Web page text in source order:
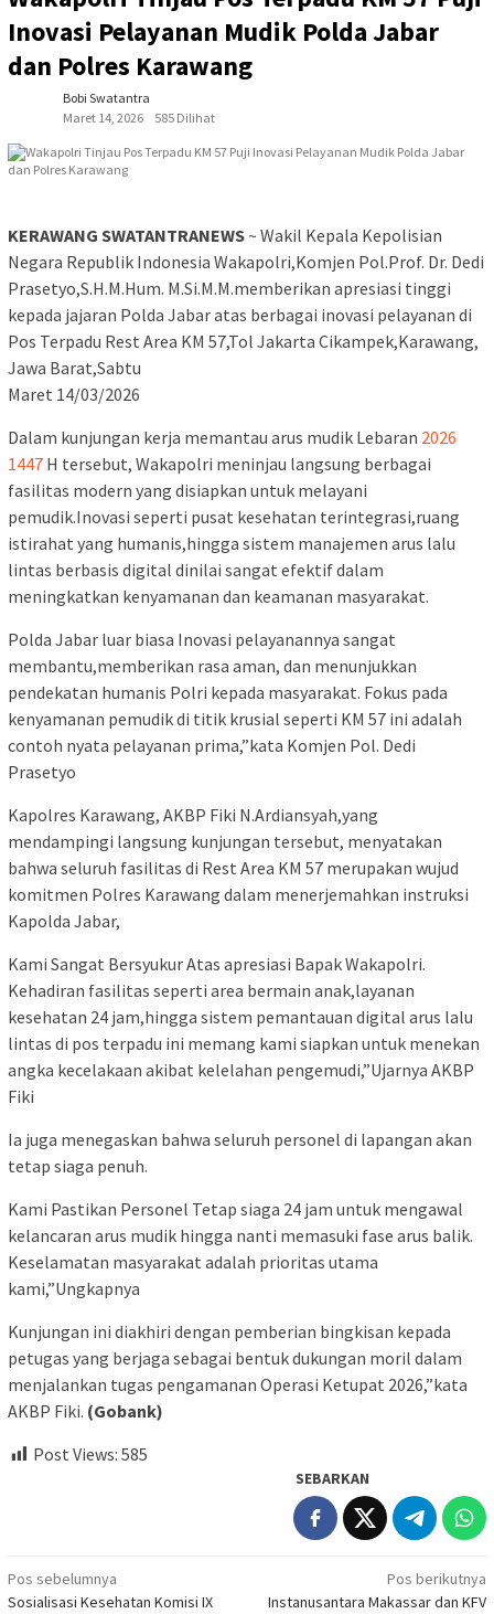
Inovasi Pelayanan Mudik Polda Jabar
dan Polres Karawang
Bobi Swatantra
Maret 14, 2026
585 Dilihat
KERAWANG SWATANTRANEWS~ Wakil Kepala Kepolisian
Negara Republik Indonesia Wakapolri,Komjen Pol.Prof. Dr. Dedi
Prasetyo,S.H.M.Hum. M.Si.M.M.memberikan apresiasi tinggi
kepada jajaran Polda Jabar atas berbagai inovasi pelayanan di
Pos Terpadu Rest Area KM 57,Tol Jakarta Cikampek,Karawang,
Jawa Barat,Sabtu
Maret 14/03/2026
Dalam kunjungan kerja memantau arus mudik Lebaran 2026
1447 H tersebut, Wakapolri meninjau langsung berbagai
fasilitas modern yang disiapkan untuk melayani
pemudik.Inovasi seperti pusat kesehatan terintegrasi,ruang
istirahat yang humanis,hingga sistem manajemen arus lalu
lintas berbasis digital dinilai sangat efektif dalam
meningkatkan kenyamanan dan keamanan masyarakat.
Polda Jabar luar biasa Inovasi pelayanannya sangat
membantu,memberikan rasa aman, dan menunjukkan
pendekatan humanis Polri kepada masyarakat. Fokus pada
kenyamanan pemudik di titik krusial seperti KM 57 ini adalah
contoh nyata pelayanan prima,”kata Komjen Pol. Dedi
Prasetyo
Kapolres Karawang, AKBP Fiki N.Ardiansyah,yang
mendampingi langsung kunjungan tersebut, menyatakan
bahwa seluruh fasilitas di Rest Area KM 57 merupakan wujud
komitmen Polres Karawang dalam menerjemahkan instruksi
Kapolda Jabar,
Kami Sangat Bersyukur Atas apresiasi Bapak Wakapolri.
Kehadiran fasilitas seperti area bermain anak,layanan
kesehatan 24 jam,hingga sistem pemantauan digital arus lalu
lintas di pos terpadu ini memang kami siapkan untuk menekan
angka kecelakaan akibat kelelahan pengemudi,”Ujarnya AKBP
Fiki
Ia juga menegaskan bahwa seluruh personel di lapangan akan
tetap siaga penuh.
Kami Pastikan Personel Tetap siaga 24 jam untuk mengawal
kelancaran arus mudik hingga nanti memasuki fase arus balik.
Keselamatan masyarakat adalah prioritas utama
kami,”Ungkapnya
Kunjungan ini diakhiri dengan pemberian bingkisan kepada
petugas yang berjaga sebagai bentuk dukungan moril dalam
menjalankan tugas pengamanan Operasi Ketupat 2026,”kata
AKBP Fiki. (Gobank)
Post Views: 585
SEBARKAN
Navigasi
Pos sebelumnya
Sosialisasi Kesehatan Komisi IX
Pos berikutnya
Instanusantara Makassar dan KFV